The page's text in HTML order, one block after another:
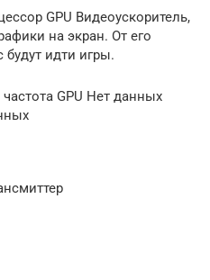
GPU Видеоускоритель,
на экран. От его
будут идти игры.
GPU Нет данных